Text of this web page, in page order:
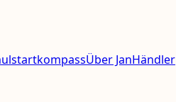
Über JanHändler